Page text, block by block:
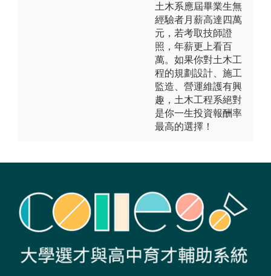
土木系應屆畢業生無
經驗者月薪高達四萬
元，若考取技師證
照，年薪更上看百
萬。如果你對土木工
程的規劃設計、施工
監造、營運維護有興
趣，土木工程系絕對
是你一生投資報酬率
最高的選擇！